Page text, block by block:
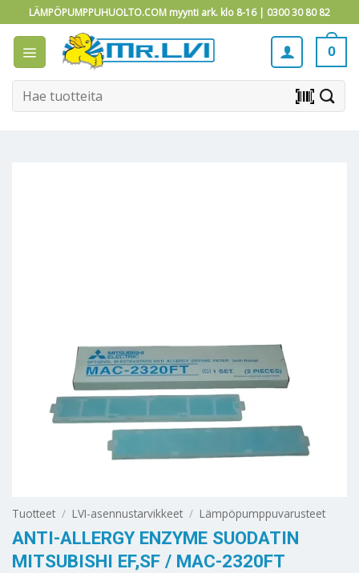
to
content
LÄMPÖPUMPPUHUOLTO.COM myynti ark. klo 8-16 | 0300 30 80 82
0
Etsi: barcode_scanner
Tuotteet / LVI-asennustarvikkeet / Lämpöpumppuvarusteet
ANTI-ALLERGY ENZYME SUODATIN
MITSUBISHI EF,SF / MAC-2320FT